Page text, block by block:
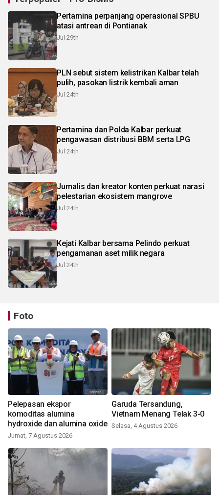
Pertamina perpanjang operasional SPBU
atasi antrean di Pontianak
Jul 29th
PLN sebut sistem kelistrikan Kalbar telah
pulih, pasokan listrik kembali aman
Jul 24th
Pertamina dan Polda Kalbar perkuat
pengawasan distribusi BBM serta LPG
Jul 24th
Jurnalis dan kreator konten perkuat narasi
pelestarian ekosistem mangrove
Jul 24th
Kejati Kalbar bersama Pelindo perkuat
pengamanan aset milik negara
Jul 24th
Foto
Pelepasan ekspor
komoditas alumina
hydroxide dan alumina oxide
Jumat, 7 Agustus 2026
Garuda Tersandung,
Vietnam Menang Telak 3-0
Selasa, 4 Agustus 2026